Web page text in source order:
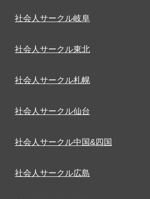
社会人サークル岐阜
社会人サークル東北
社会人サークル札幌
社会人サークル仙台
社会人サークル中国&四国
社会人サークル広島